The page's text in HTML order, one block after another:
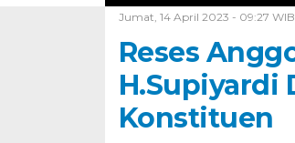
Jumat, 14 April 2023 - 09:27 WIB
Reses
H.Supiyardi
Konstituen